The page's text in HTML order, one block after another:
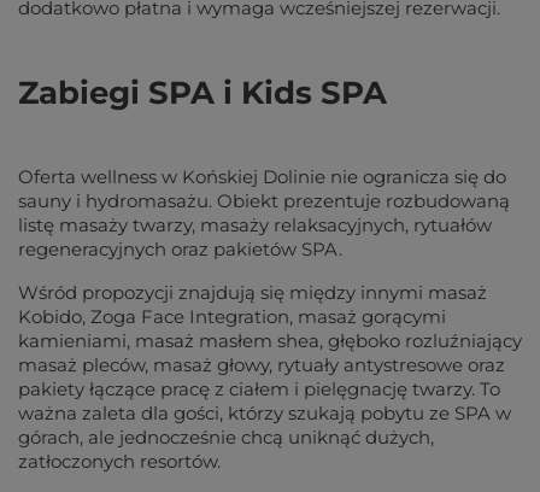
dodatkowo płatna i wymaga wcześniejszej rezerwacji.
Zabiegi SPA i Kids SPA
Oferta wellness w Końskiej Dolinie nie ogranicza się do
sauny i hydromasażu. Obiekt prezentuje rozbudowaną
listę masaży twarzy, masaży relaksacyjnych, rytuałów
regeneracyjnych oraz pakietów SPA.
Wśród propozycji znajdują się między innymi masaż
Kobido, Zoga Face Integration, masaż gorącymi
kamieniami, masaż masłem shea, głęboko rozluźniający
masaż pleców, masaż głowy, rytuały antystresowe oraz
pakiety łączące pracę z ciałem i pielęgnację twarzy. To
ważna zaleta dla gości, którzy szukają pobytu ze SPA w
górach, ale jednocześnie chcą uniknąć dużych,
zatłoczonych resortów.